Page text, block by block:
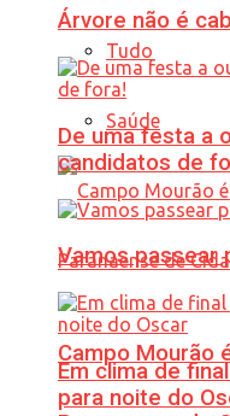
Tudo
Saúde
Campo Mourão
Árvore não é
De uma festa a
candidatos de
Vamos passear
Em clima de
para noite do